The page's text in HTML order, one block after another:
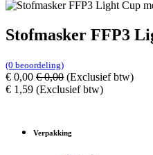
Stofmasker FFP3
(0 beoordeling)
€ 0,00 €0,00 (Exclusief btw)
€ 1,59 (Exclusief btw)
Verpakking